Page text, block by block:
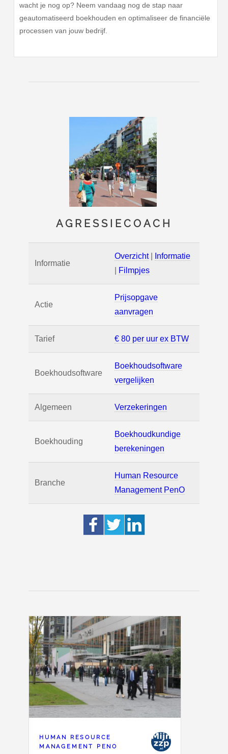
wacht je nog op? Neem vandaag nog de stap naar
geautomatiseerd boekhouden en optimaliseer de financiële
processen van jouw bedrijf.
AGRESSIECOACH
Informatie
Overzicht|
Informatie
Filmpjes
Actie
Prijsopgave
aanvragen
Tarief € 80 per uur ex BTW
Boekhoudsoftware
Boekhoudsoftware
vergelijken
Algemeen Verzekeringen
Boekhouding
Boekhoudkundige
berekeningen
Branche
Human Resource
Management PenO
HUMAN RESOURCE
MANAGEMENT PENO